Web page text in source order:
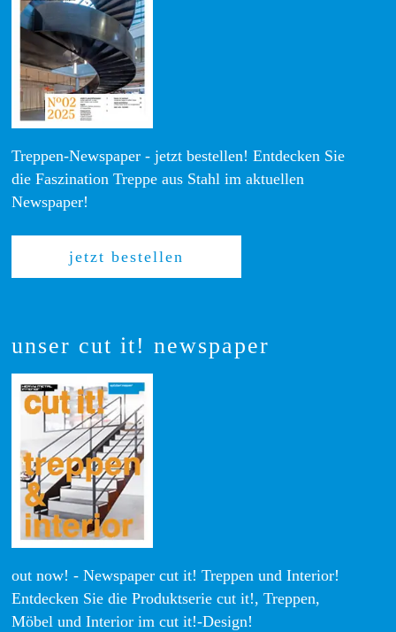
Treppen-Newspaper - jetzt bestellen! Entdecken Sie
die Faszination Treppe aus Stahl im aktuellen
Newspaper!
jetzt bestellen
unser cut it! newspaper
out now! - Newspaper cut it! Treppen und Interior!
Entdecken Sie die Produktserie cut it!, Treppen,
Möbel und Interior im cut it!-Design!